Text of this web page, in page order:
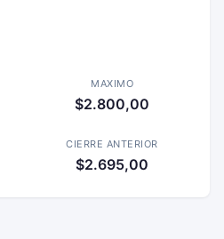
MAXIMO
$2.800,00
CIERRE ANTERIOR
$2.695,00